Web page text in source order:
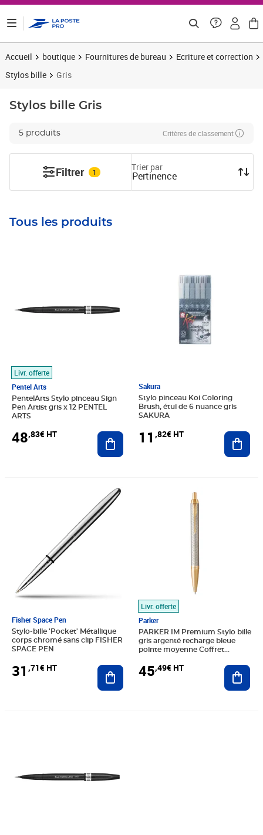
Accueil boutique Fournitures de bureau
Ecriture et correction
Stylos bille
Gris
Stylos bille Gris
5 produits Critères de classement
Filtrer 1 Trier par
Pertinence
Tous les produits
Livr. offerte
Pentel Arts
PentelArts Stylo pinceau Sign
Pen Artist gris x 12 PENTEL
ARTS
48,83€ HT Ajouter au panier
Sakura
Stylo pinceau Koi Coloring
Brush, étui de 6 nuance gris
SAKURA
11 ,82€ HT
Fisher Space Pen
Stylo-bille 'Pocket' Métallique
corps chromé sans clip FISHER
SPACE PEN
31 ,71€ HT Ajouter au panier
Livr. offerte
Parker
PARKER IM Premium Stylo bille
gris argenté recharge bleue
pointe moyenne Coffret
45,49€ HT